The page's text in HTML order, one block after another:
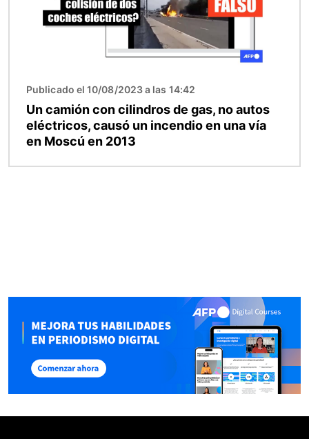
Publicado el 10/08/2023 a las 14:42
Un camión con cilindros de gas, no autos
eléctricos, causó un incendio en una vía
en Moscú en 2013